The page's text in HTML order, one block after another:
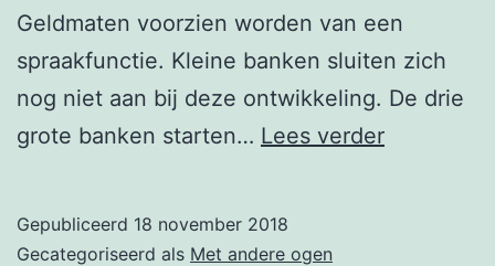
Geldmaten voorzien worden van een
spraakfunctie. Kleine banken sluiten zich
nog niet aan bij deze ontwikkeling. De drie
grote banken starten… Lees verderGeldmaat
Gepubliceerd 18 november 2018
Gecategoriseerd als Met andere ogen